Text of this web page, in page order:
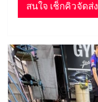
สนใจ เช็กคิวจัดส่ง